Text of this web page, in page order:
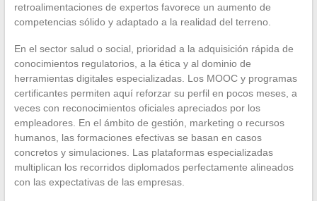
retroalimentaciones de expertos favorece un aumento de
competencias sólido y adaptado a la realidad del terreno.
En el sector salud o social, prioridad a la adquisición rápida de
conocimientos regulatorios, a la ética y al dominio de
herramientas digitales especializadas. Los MOOC y programas
certificantes permiten aquí reforzar su perfil en pocos meses, a
veces con reconocimientos oficiales apreciados por los
empleadores. En el ámbito de gestión, marketing o recursos
humanos, las formaciones efectivas se basan en casos
concretos y simulaciones. Las plataformas especializadas
multiplican los recorridos diplomados perfectamente alineados
con las expectativas de las empresas.